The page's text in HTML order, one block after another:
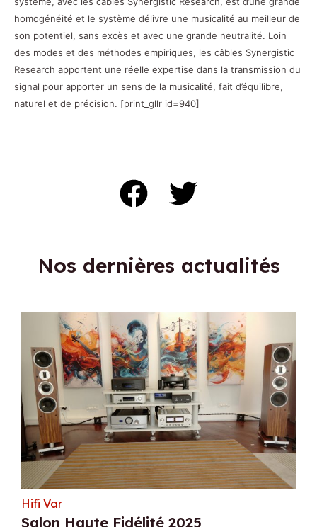
homogénéité et le système délivre une musicalité au meilleur de
son potentiel, sans excès et avec une grande neutralité. Loin
des modes et des méthodes empiriques, les câbles Synergistic
Research apportent une réelle expertise dans la transmission du
signal pour apporter un sens de la musicalité, fait d’équilibre,
naturel et de précision. [print_gllr id=940]
Nos dernières actualités
Hifi Var
Salon Haute Fidélité 2025